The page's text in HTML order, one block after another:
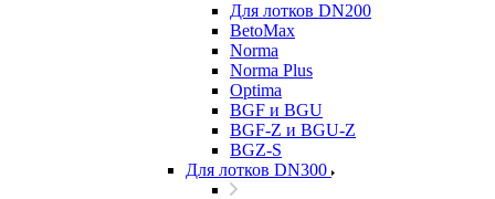
Для лотков DN200
BetoMax
Norma
Norma Plus
Optima
BGF и BGU
BGF-Z и BGU-Z
BGZ-S
Для лотков DN300